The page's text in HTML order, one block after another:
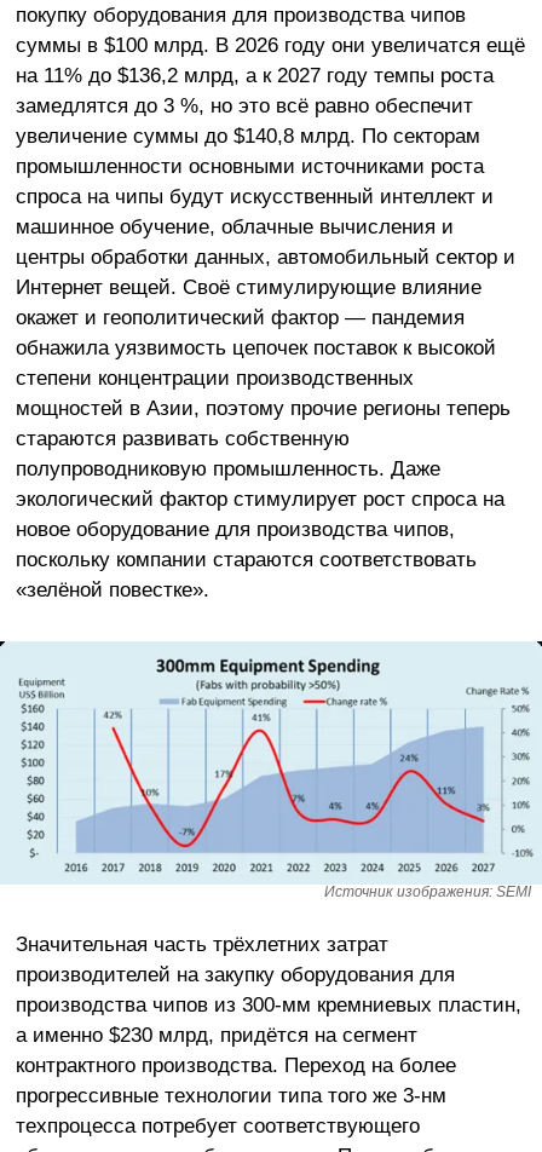
покупку оборудования для производства чипов
суммы в $100 млрд. В 2026 году они увеличатся ещё
на 11% до $136,2 млрд, а к 2027 году темпы роста
замедлятся до 3 %, но это всё равно обеспечит
увеличение суммы до $140,8 млрд. По секторам
промышленности основными источниками роста
спроса на чипы будут искусственный интеллект и
машинное обучение, облачные вычисления и
центры обработки данных, автомобильный сектор и
Интернет вещей. Своё стимулирующие влияние
окажет и геополитический фактор — пандемия
обнажила уязвимость цепочек поставок к высокой
степени концентрации производственных
мощностей в Азии, поэтому прочие регионы теперь
стараются развивать собственную
полупроводниковую промышленность. Даже
экологический фактор стимулирует рост спроса на
новое оборудование для производства чипов,
поскольку компании стараются соответствовать
«зелёной повестке».
Источник изображения: SEMI
Значительная часть трёхлетних затрат
производителей на закупку оборудования для
производства чипов из 300-мм кремниевых пластин,
а именно $230 млрд, придётся на сегмент
контрактного производства. Переход на более
прогрессивные технологии типа того же 3-нм
техпроцесса потребует соответствующего